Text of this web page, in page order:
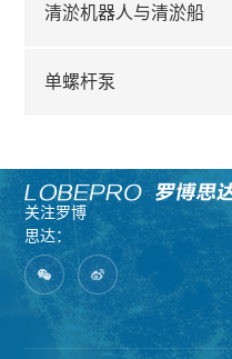
清淤机器人与清淤船
单螺杆泵
关注罗博
思达：